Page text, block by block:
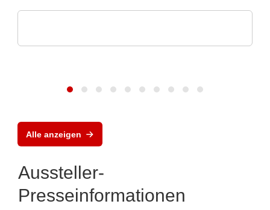
Alle anzeigen
Aussteller-
Presseinformationen